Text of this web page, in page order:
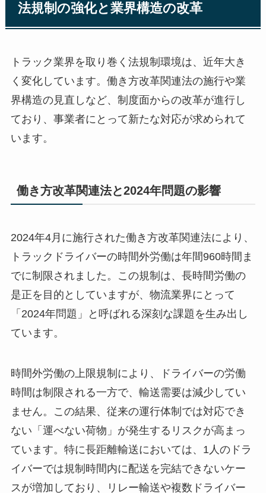
法規制の強化と業界構造の改革
トラック業界を取り巻く法規制環境は、近年大き
く変化しています。働き方改革関連法の施行や業
界構造の見直しなど、制度面からの改革が進行し
ており、事業者にとって新たな対応が求められて
います。
働き方改革関連法と2024年問題の影響
2024年4月に施行された働き方改革関連法により、
トラックドライバーの時間外労働は年間960時間ま
でに制限されました。この規制は、長時間労働の
是正を目的としていますが、物流業界にとって
「2024年問題」と呼ばれる深刻な課題を生み出し
ています。
時間外労働の上限規制により、ドライバーの労働
時間は制限される一方で、輸送需要は減少してい
ません。この結果、従来の運行体制では対応でき
ない「運べない荷物」が発生するリスクが高まっ
ています。特に長距離輸送においては、1人のドラ
イバーでは規制時間内に配送を完結できないケー
スが増加しており、リレー輸送や複数ドライバー